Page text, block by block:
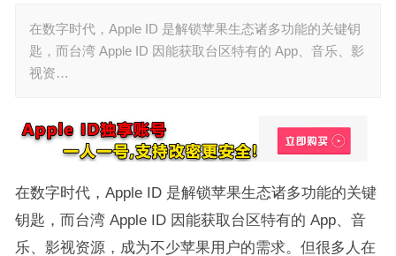
在数字时代，Apple ID 是解锁苹果生态诸多功能的关键钥
匙，而台湾 Apple ID 因能获取台区特有的 App、音乐、影
视资…
在数字时代，Apple ID 是解锁苹果生态诸多功能的关键
钥匙，而台湾 Apple ID 因能获取台区特有的 App、音
乐、影视资源，成为不少苹果用户的需求。但很多人在